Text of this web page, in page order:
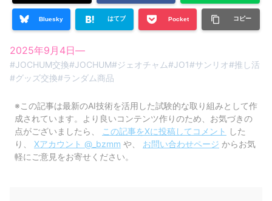
Bluesky はてブ Pocket コピー
2025年9月4日—
#JOCHUM交換#JOCHUM#ジェオチャム#JO1#サンリオ#推し活
#グッズ交換#ランダム商品
※この記事は最新のAI技術を活用した試験的な取り組みとして作
成されています。より良いコンテンツ作りのため、お気づきの
点がございましたら、
この記事をXに投稿してコメント した
り、
Xアカウント @_bzmm や、 お問い合わせページ からお気
軽にご意見をお寄せください。